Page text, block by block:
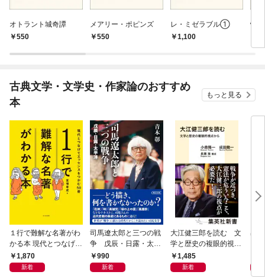
オトラント城奇譚
550
メアリー・ポピンズ
550
レ・ミゼラブル①
1,100
怪
古典文学・文学史・作家論のおすすめ
本
もっと見る
１行で難解な名著がわ
かる本 現代とつなげて
エッセンスをつかむ50
冊
1,870
新着
司馬遼太郎と三つの戦
争 戊辰・日露・太平
洋990
新着
大江健三郎を読む 文
学と歴史の複眼的視点
から1,485
新着
出